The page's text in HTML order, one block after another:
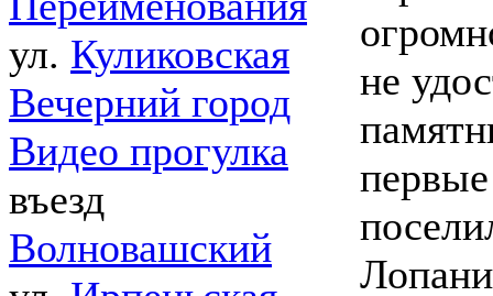
ул. Куликовская
Вечерний город
Видео прогулка
въезд
Волновашский
не
первые